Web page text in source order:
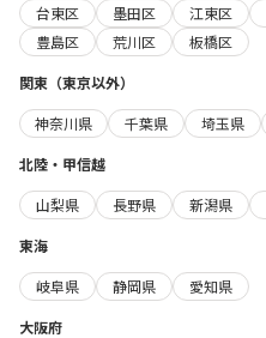
台東区
墨田区 江東区
豊島区
荒川区
板橋区
関東（東京以外）
神奈川県
千葉県 埼玉県
北陸・甲信越
山梨県
長野県 新潟県
東海
岐阜県
静岡県
愛知県
大阪府